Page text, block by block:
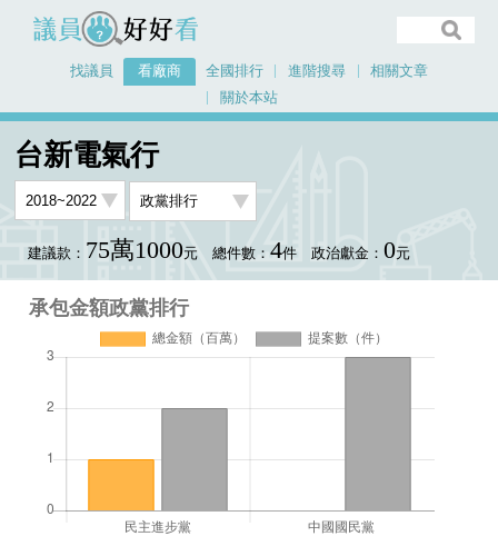
議員好好看
找議員 看廠商 全國排行 進階搜尋
相關文章
關於本站
台新電氣行
建議款： 75萬1000元 總件數： 4件 政治獻金： 0元
承包金額政黨排行